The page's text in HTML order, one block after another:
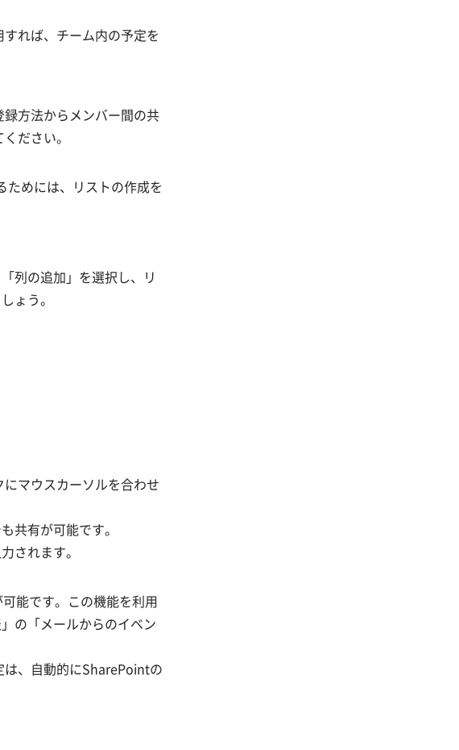
れば、チーム内の予定を
方法からメンバー間の共
ださい。
めには、リストの作成を
列の追加」を選択し、リ
ょう。
マウスカーソルを合わせ
共有が可能です。
されます。
能です。この機能を利用
の「メールからのイベン
は、自動的にSharePointの